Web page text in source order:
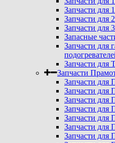
Запчасти для
Запчасти для
Запчасти для
Запасные
Запчасти для
Запчасти для
Запчасти
Запчасти для
Запчасти для
Запчасти
Запчасти для
Запчасти
Запчасти для
Запчасти